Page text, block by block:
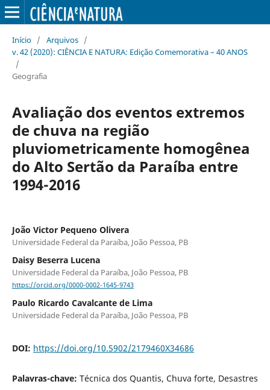
Início / Arquivos /
v. 42 (2020): CIÊNCIA E NATURA: Edição Comemorativa – 40 ANOS
/
Geografia
Avaliação dos eventos extremos
de chuva na região
pluviometricamente homogênea
do Alto Sertão da Paraíba entre
1994-2016
João Victor Pequeno Olivera
Universidade Federal da Paraíba, João Pessoa, PB
Daisy Beserra Lucena
Universidade Federal da Paraíba, João Pessoa, PB
https://orcid.org/0000-0002-1645-9743
Paulo Ricardo Cavalcante de Lima
Universidade Federal da Paraíba, João Pessoa, PB
DOI: https://doi.org/10.5902/2179460X34686
Palavras-chave: Técnica dos Quantis, Chuva forte, Desastres